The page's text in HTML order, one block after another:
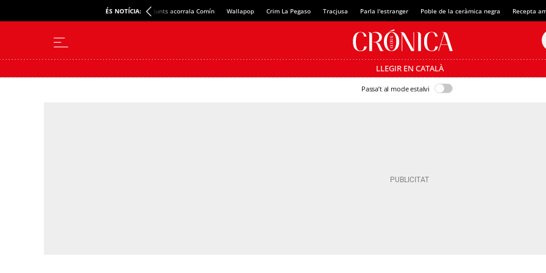
ÉS NOTÍCIA: Junts acorrala Comín Wallapop Crim La Pegaso Tracjusa Parla l'estranger Poble de la ceràmica negra Recepta
LLEGIR EN CATALÀ
Passa’t al mode estalvi